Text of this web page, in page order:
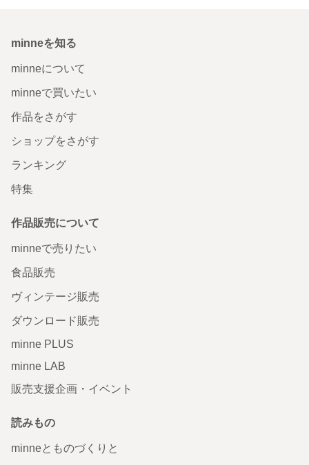
minneを知る
minneについて
minneで買いたい
作品をさがす
ショップをさがす
ランキング
特集
作品販売について
minneで売りたい
食品販売
ヴィンテージ販売
ダウンロード販売
minne PLUS
minne LAB
販売支援企画・イベント
読みもの
minneとものづくりと